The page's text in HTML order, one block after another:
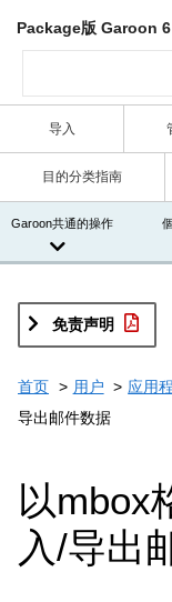
Package版 Garoon
导入
目的分类指南
Garoon共通的操作
免责声明
首页 用户 应用
导出邮件数据
以mbox
入/导出